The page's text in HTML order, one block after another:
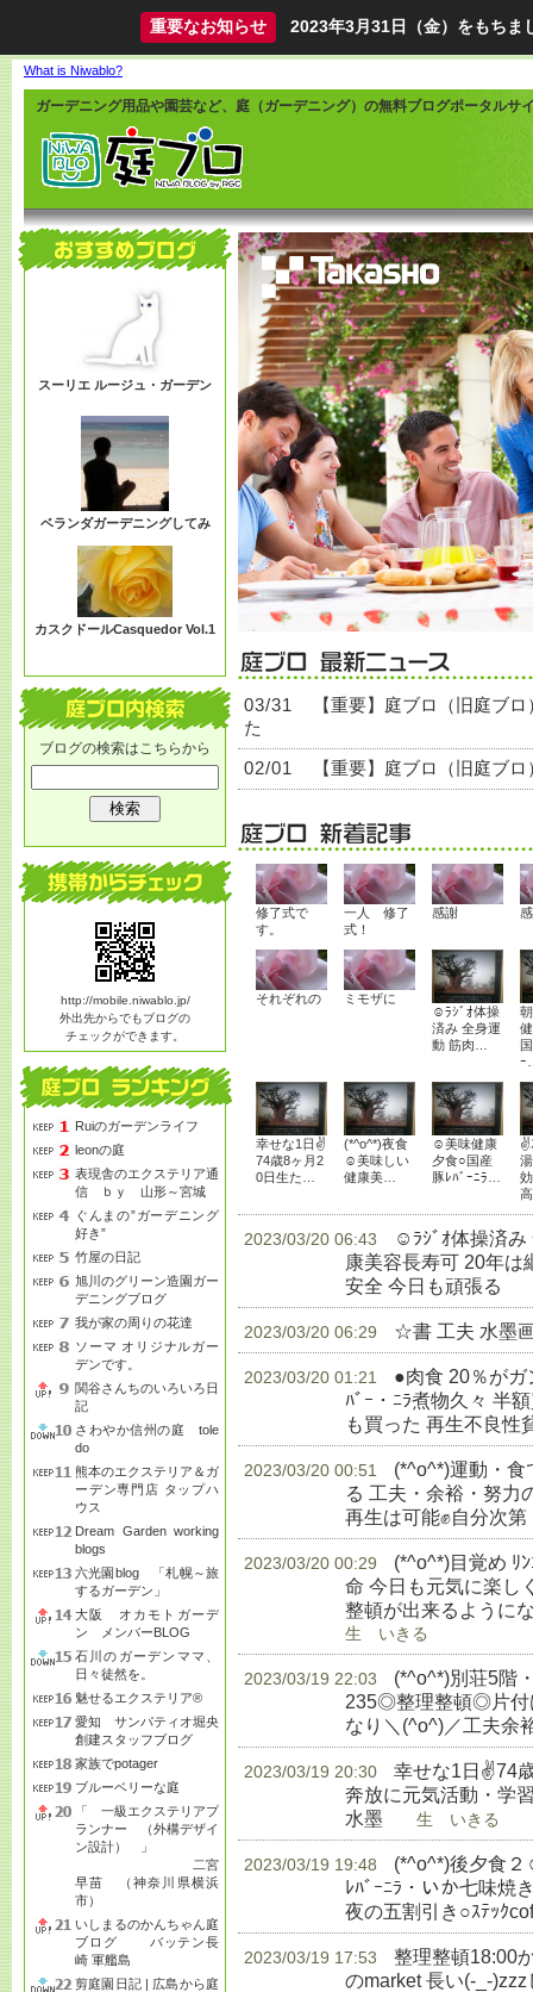
重要なお知らせ 2023年3月31日（金）をもちま
What is Niwablo?
ガーデニング用品や園芸など、庭（ガーデニング）の無料ブログポータルサ
ブログの検索はこちらから
http://mobile.niwablo.jp/
外出先からでもブログの
チェックができます。
Ruiのガーデンライフ
leonの庭
表現舎のエクステリア通
信 ｂｙ 山形～宮城
ぐんまの”ガーデニング
好き”
竹屋の日記
旭川のグリーン造園ガー
デニングブログ
我が家の周りの花達
ソーマ オリジナルガー
デンです。
関谷さんちのいろいろ日
記
さわやか信州の庭 tole
do
熊本のエクステリア＆ガ
ーデン専門店 タップハ
ウス
Dream Garden working
blogs
六光園blog 「札幌～旅
するガーデン」
大阪 オカモトガーデ
ン メンバーBLOG
石川のガーデンママ、
日々徒然を。
魅せるエクステリア®
愛知 サンパティオ堀央
創建スタッフブログ
家族でpotager
ブルーベリーな庭
「 一級エクステリアプ
ランナー （外構デザイ
ン設計） 」
二宮
早苗 （神奈川県横浜
市）
いしまるのかんちゃん庭
ブログ バッテン長
崎 軍艦島
剪庭園日記 | 広島から庭
スーリエ ルージュ・ガーデン
ベランダガーデニングしてみ
カスクドールCasquedor Vol.1
03/31
【重要】庭ブロ（旧庭ブ
た
02/01 【重要】庭ブロ（旧庭ブ
修了式で
す。
一人 修了
式！
感謝
それぞれの
ミモザに
☺ﾗｼﾞｵ体操
済み 全身運
動 筋肉…
ｰ
幸せな1日✌
74歳8ヶ月2
0日生た…
(*^o^*)夜食
☺美味しい
健康美…
☺美味健康
夕食○国産
豚ﾚﾊﾞｰﾆﾗ…
✌
2023/03/20 06:43
☺ﾗｼﾞｵ体操済み
康美容長寿可 20年は
安全 今日も頑張る
2023/03/20 06:29 ☆書 工夫 水墨
2023/03/20 01:21
●肉食 20％がガ
ﾊﾞｰ・ﾆﾗ煮物久々 半
も買った 再生不良性
2023/03/20 00:51
(*^o^*)運動・
る 工夫・余裕・努力
再生は可能✊自分次第
2023/03/20 00:29
(*^o^*)目覚め ﾘ
命 今日も元気に楽し
整頓が出来るように
生 いきる
2023/03/19 22:03
(*^o^*)別荘5階
235◎整理整頓◎片付
なり＼(^o^)／工夫余
2023/03/19 20:30
幸せな1日✌74
奔放に元気活動・学
水墨 生 いきる
2023/03/19 19:48
(*^o^*)後夕食
ﾚﾊﾞｰﾆﾗ・いか七味焼
夜の五割引き○ｽﾃｯｸ
2023/03/19 17:53
整理整頓18:00
のmarket 長い(-_-